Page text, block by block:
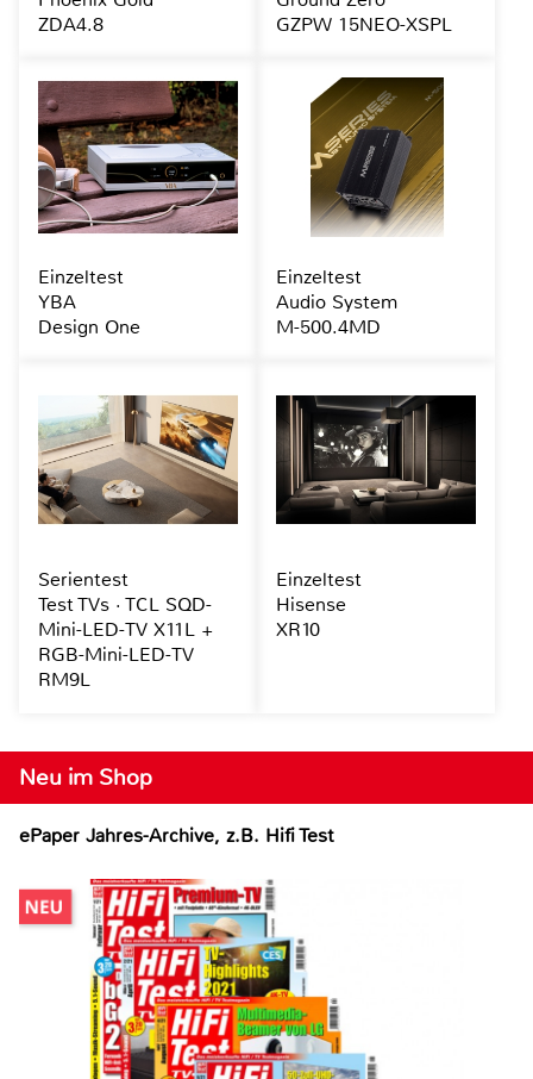
Neu im Shop
ePaper Jahres-Archive, z.B. Hifi Test
ZDA4.8
GZPW 15NEO-XSPL
Einzeltest
YBA
Design One
Einzeltest
Audio System
M-500.4MD
Serientest
Test TVs · TCL SQD-
Mini-LED-TV X11L +
RGB-Mini-LED-TV
RM9L
Einzeltest
Hisense
XR10